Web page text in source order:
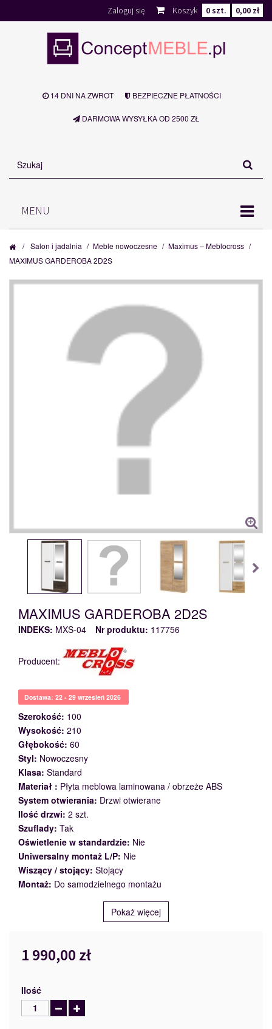
Koszyk 0szt. 0,00 zł
Zaloguj się
14 DNI NA ZWROT BEZPIECZNE PŁATNOŚCI
DARMOWA WYSYŁKA OD 2500 ZŁ
MENU
/ Salon i jadalnia / Meble nowoczesne / Maximus – Meblocross /
MAXIMUS GARDEROBA 2D2S
MAXIMUS GARDEROBA 2D2S
INDEKS: MXS-04 Nr produktu: 117756
Producent:
Dostawa: 22 - 29 wrzesień 2026
Szerokość: 100
Wysokość: 210
Głębokość: 60
Styl: Nowoczesny
Klasa: Standard
Materiał : Płyta meblowa laminowana / obrzeże ABS
System otwierania: Drzwi otwierane
Ilość drzwi: 2 szt.
Szuflady: Tak
Oświetlenie w standardzie: Nie
Uniwersalny montaż L/P: Nie
Wiszący / stojący: Stojący
Montaż: Do samodzielnego montażu
Pokaż więcej
1 990,00 zł
Ilość